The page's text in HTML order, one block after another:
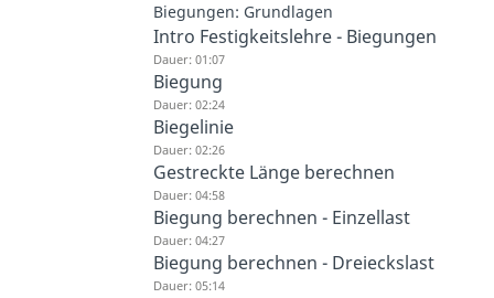
Biegungen: Grundlagen
Intro Festigkeitslehre - Biegungen
Dauer: 01:07
Biegung
Dauer: 02:24
Biegelinie
Dauer: 02:26
Gestreckte Länge berechnen
Dauer: 04:58
Biegung berechnen - Einzellast
Dauer: 04:27
Biegung berechnen - Dreieckslast
Dauer: 05:14